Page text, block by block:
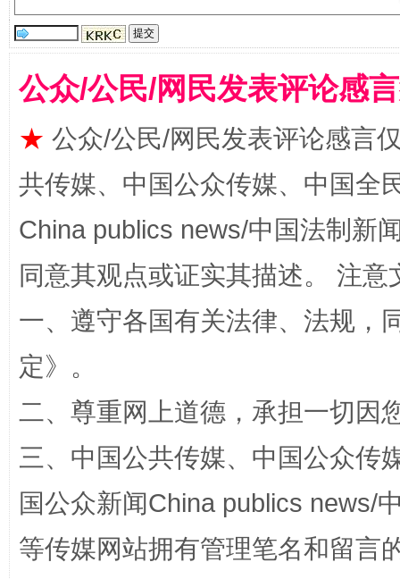
解纷+调解+退费，一次搞定
站台名比不上好声名
公众/公民/网民发表评论感
★ 公众/公民/网民发表评论感言
共传媒、中国公众传媒、中国全
China publics news/中国法制新
同意其观点或证实其描述。 注
一、遵守各国有关法律、法规，
定》。
二、尊重网上道德，承担一切因
三、中国公共传媒、中国公众传
国公众新闻China publics news/
等传媒网站拥有管理笔名和留言